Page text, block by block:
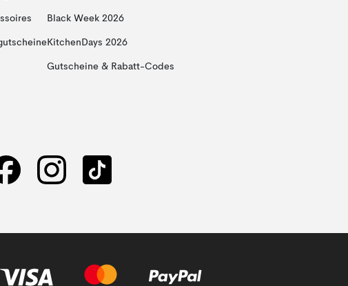
Black Week 2026
KitchenDays 2026
Gutscheine & Rabatt-Codes